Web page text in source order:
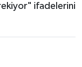
ifadelerini